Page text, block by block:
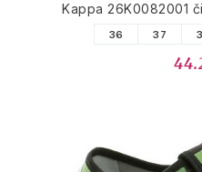
Kappa 26K0082001
36 37